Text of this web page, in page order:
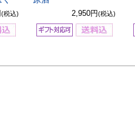
(税込) 2,950円(税込)